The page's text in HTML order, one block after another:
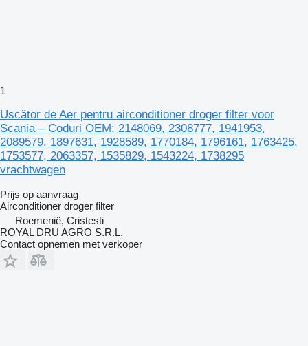
1
Uscător de Aer pentru airconditioner droger filter voor
Scania – Coduri OEM: 2148069, 2308777, 1941953,
2089579, 1897631, 1928589, 1770184, 1796161, 1763425,
1753577, 2063357, 1535829, 1543224, 1738295
vrachtwagen
Prijs op aanvraag
Airconditioner droger filter
Roemenië, Cristesti
ROYAL DRU AGRO S.R.L.
Contact opnemen met verkoper